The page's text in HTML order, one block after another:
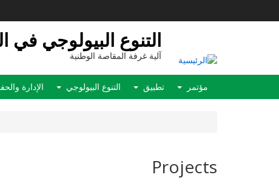
التنوع البيولوجي في
آلية غرفة المقاصة الوطنية
Main
navigation
مؤتمر تطبيق التنوع البيولوجي الإدارة
Projects